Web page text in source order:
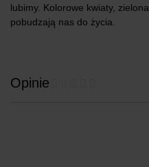
lubimy. Kolorowe kwiaty,
pobudzają nas do życia.
Opinie